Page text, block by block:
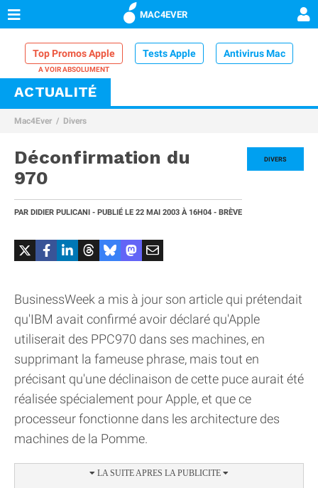
MAC4EVER
Top Promos Apple Tests Apple Antivirus Mac
VPN Mac
Comparatif iPhone
ACTUALITÉ
Mac4Ever Divers
DIVERS
Déconfirmation du
970
PAR DIDIER PULICANI - PUBLIÉ LE 22 MAI 2003 À 16H04 - BRÈVE
BusinessWeek a mis à jour son article qui prétendait
qu'IBM avait confirmé avoir déclaré qu'Apple
utiliserait des PPC970 dans ses machines, en
supprimant la fameuse phrase, mais tout en
précisant qu'une déclinaison de cette puce aurait été
réalisée spécialement pour Apple, et que ce
processeur fonctionne dans les architecture des
machines de la Pomme.